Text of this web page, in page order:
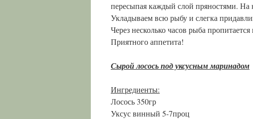
пересыпая каждый слой пряностями. На
Укладываем всю рыбу и слегка
Через несколько часов рыба
Приятного аппетита!
Сырой лосось под уксусным маринадом
Ингредиенты:
Лосось 350гр
Уксус винный 5-7проц